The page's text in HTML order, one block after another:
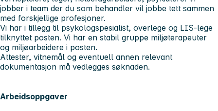
jobber i team der du som behandler vil jobbe tett sammen
med forskjellige profesjoner.
Vi har i tillegg til psykologspesialist, overlege og LIS-lege
tilknyttet posten. Vi har en stabil gruppe miljøterapeuter
og miljøarbeidere i posten.
Attester, vitnemål og eventuell annen relevant
dokumentasjon må vedlegges søknaden.
Arbeidsoppgaver